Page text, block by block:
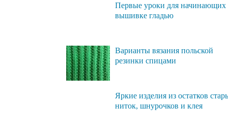
Первые уроки для начинающих
вышивке гладью
Варианты вязания польской
резинки спицами
Яркие изделия из остатков
ниток, шнурочков и клея